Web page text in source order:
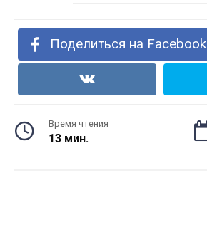
Поделиться на Facebook
Время чтения
13 мин.